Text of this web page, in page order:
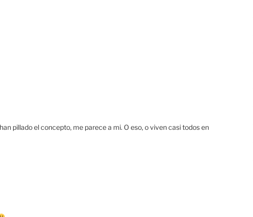
pillado el concepto, me parece a mi. O eso, o viven casi todos en